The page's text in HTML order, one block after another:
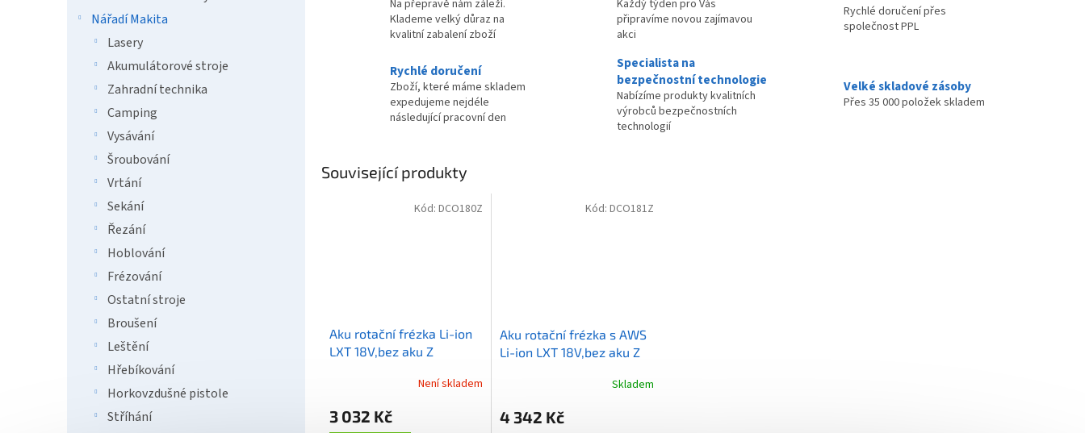
Nářadí Makita
Lasery
Akumulátorové stroje
Zahradní technika
Camping
Vysávání
Šroubování
Vrtání
Sekání
Řezání
Hoblování
Frézování
Ostatní stroje
Broušení
Leštění
Hřebíkování
Horkovzdušné pistole
Stříhání
Na přepravě nám záleží.
Klademe velký důraz na
kvalitní zabalení zboží
Každý týden pro Vás
připravíme novou zajímavou
akci
Rychlé doručení přes
společnost PPL
Rychlé doručení
Zboží, které máme skladem
expedujeme nejdéle
následující pracovní den
Specialista na
bezpečnostní technologie
Nabízíme produkty kvalitních
výrobců bezpečnostních
technologií
Velké skladové zásoby
Přes 35 000 položek skladem
Související produkty
Aku rotační frézka Li-ion
LXT 18V,bez aku Z
Není skladem
3 032 Kč
Kód: DCO180Z
Aku rotační frézka s AWS
Li-ion LXT 18V,bez aku Z
Skladem
4 342 Kč
Kód: DCO181Z